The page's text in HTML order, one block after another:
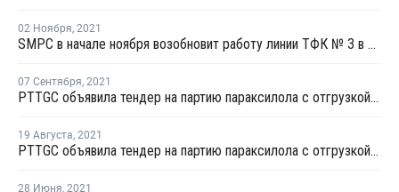
02 Ноября, 2021
SMPC в начале ноября возобновит работу линии ТФК № 3 в Таиланде после планового ремонта
07 Сентября, 2021
PTTGC объявила тендер на партию параксилола с отгрузкой в первой половине октября
19 Августа, 2021
PTTGC объявила тендер на партию параксилола с отгрузкой в конце мая
28 Июня, 2021